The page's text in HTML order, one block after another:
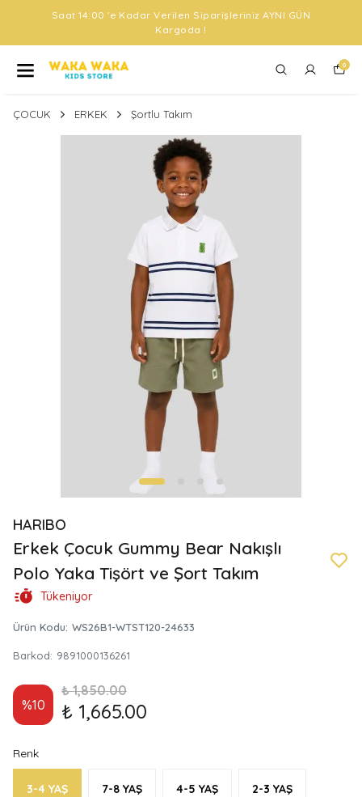
Saat 14:00 'e Kadar Verilen Siparişleriniz AYNI GÜN
Kargoda !
0
ÇOCUK ERKEK Şortlu Takım
HARIBO
Erkek Çocuk Gummy Bear Nakışlı
Polo Yaka Tişört ve Şort Takım
Tükeniyor
Ürün Kodu: WS26B1-WTST120-24633
Barkod: 9891000136261
%10
₺ 1,850.00
₺ 1,665.00
Renk
3-4 YAŞ 7-8 YAŞ 4-5 YAŞ 2-3 YAŞ